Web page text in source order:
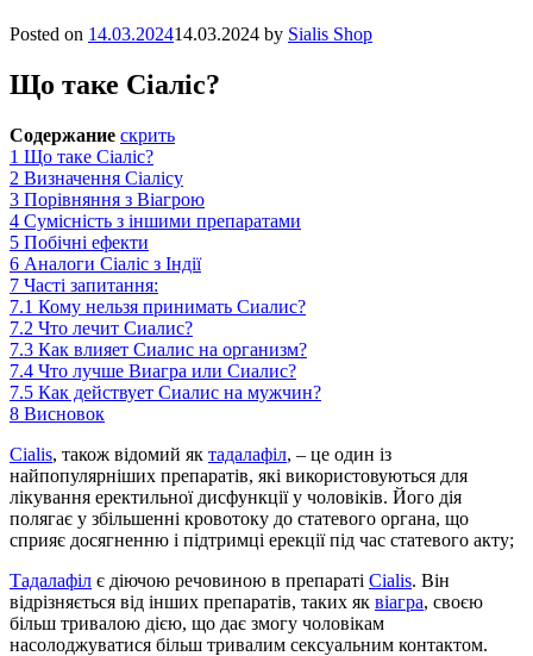
Posted on 14.03.202414.03.2024 by Sialis Shop
Що таке Сіаліс?
Содержание скрить
1 Що таке Сіаліс?
2 Визначення Сіалісу
3 Порівняння з Віагрою
4 Сумісність з іншими препаратами
5 Побічні ефекти
6 Аналоги Сіаліс з Індії
7 Часті запитання:
7.1 Кому нельзя принимать Сиалис?
7.2 Что лечит Сиалис?
7.3 Как влияет Сиалис на организм?
7.4 Что лучше Виагра или Сиалис?
7.5 Как действует Сиалис на мужчин?
8 Висновок
Cialis, також відомий як тадалафіл, – це один із
найпопулярніших препаратів, які використовуються для
лікування еректильної дисфункції у чоловіків. Його дія
полягає у збільшенні кровотоку до статевого органа, що
сприяє досягненню і підтримці ерекції під час статевого акту;
Тадалафіл є діючою речовиною в препараті Cialis. Він
відрізняється від інших препаратів, таких як віагра, своєю
більш тривалою дією, що дає змогу чоловікам
насолоджуватися більш тривалим сексуальним контактом.